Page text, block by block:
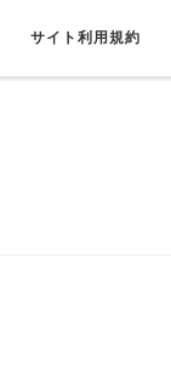
サイト利用規約